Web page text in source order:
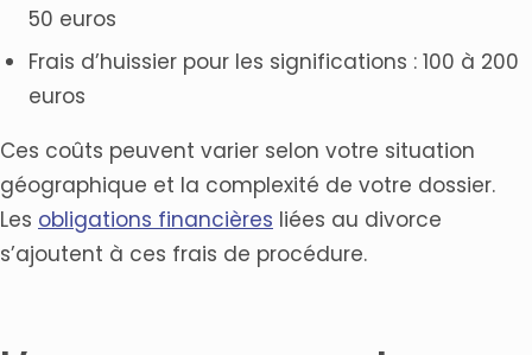
50 euros
Frais d’huissier pour les significations : 100 à 200
euros
Ces coûts peuvent varier selon votre situation
géographique et la complexité de votre dossier.
Les obligations financières liées au divorce
s’ajoutent à ces frais de procédure.